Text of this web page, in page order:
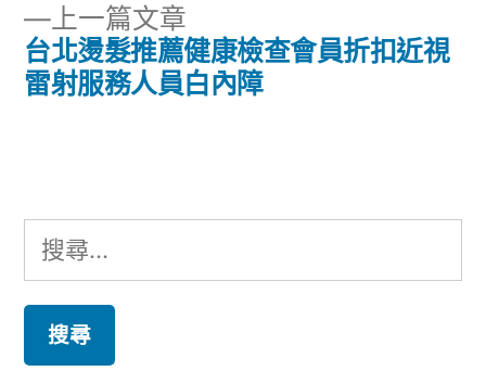
導
覽
上一篇文章
一
篇
台北燙髮推薦健康檢查會員折扣近視
雷射服務人員白內障
搜
尋
鍵